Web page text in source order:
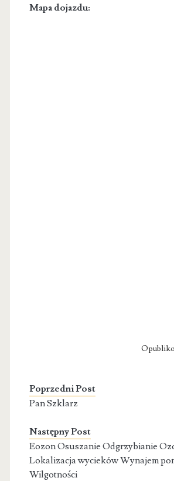
Mapa dojazdu:
Poprzedni Post
Pan Szklarz
Następny Post
Eozon Osuszanie Odgrzybianie
Lokalizacja wycieków Wynajem
Wilgotności